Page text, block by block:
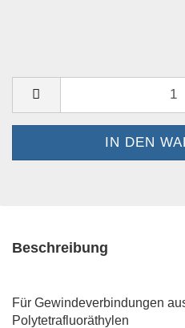
Beschreibung
Für Gewindeverbindungen
Polytetrafluoräthylen